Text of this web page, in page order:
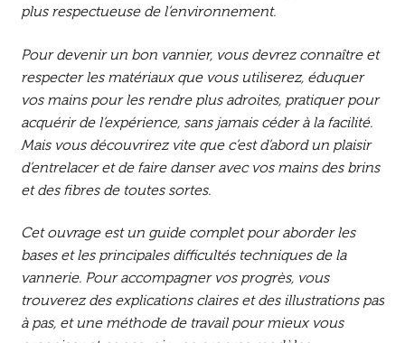
plus respectueuse de l’environnement.
Pour devenir un bon vannier, vous devrez connaître et
respecter les matériaux que vous utiliserez, éduquer
vos mains pour les rendre plus adroites, pratiquer pour
acquérir de l’expérience, sans jamais céder à la facilité.
Mais vous découvrirez vite que c’est d’abord un plaisir
d’entrelacer et de faire danser avec vos mains des brins
et des fibres de toutes sortes.
Cet ouvrage est un guide complet pour aborder les
bases et les principales difficultés techniques de la
vannerie. Pour accompagner vos progrès, vous
trouverez des explications claires et des illustrations pas
à pas, et une méthode de travail pour mieux vous